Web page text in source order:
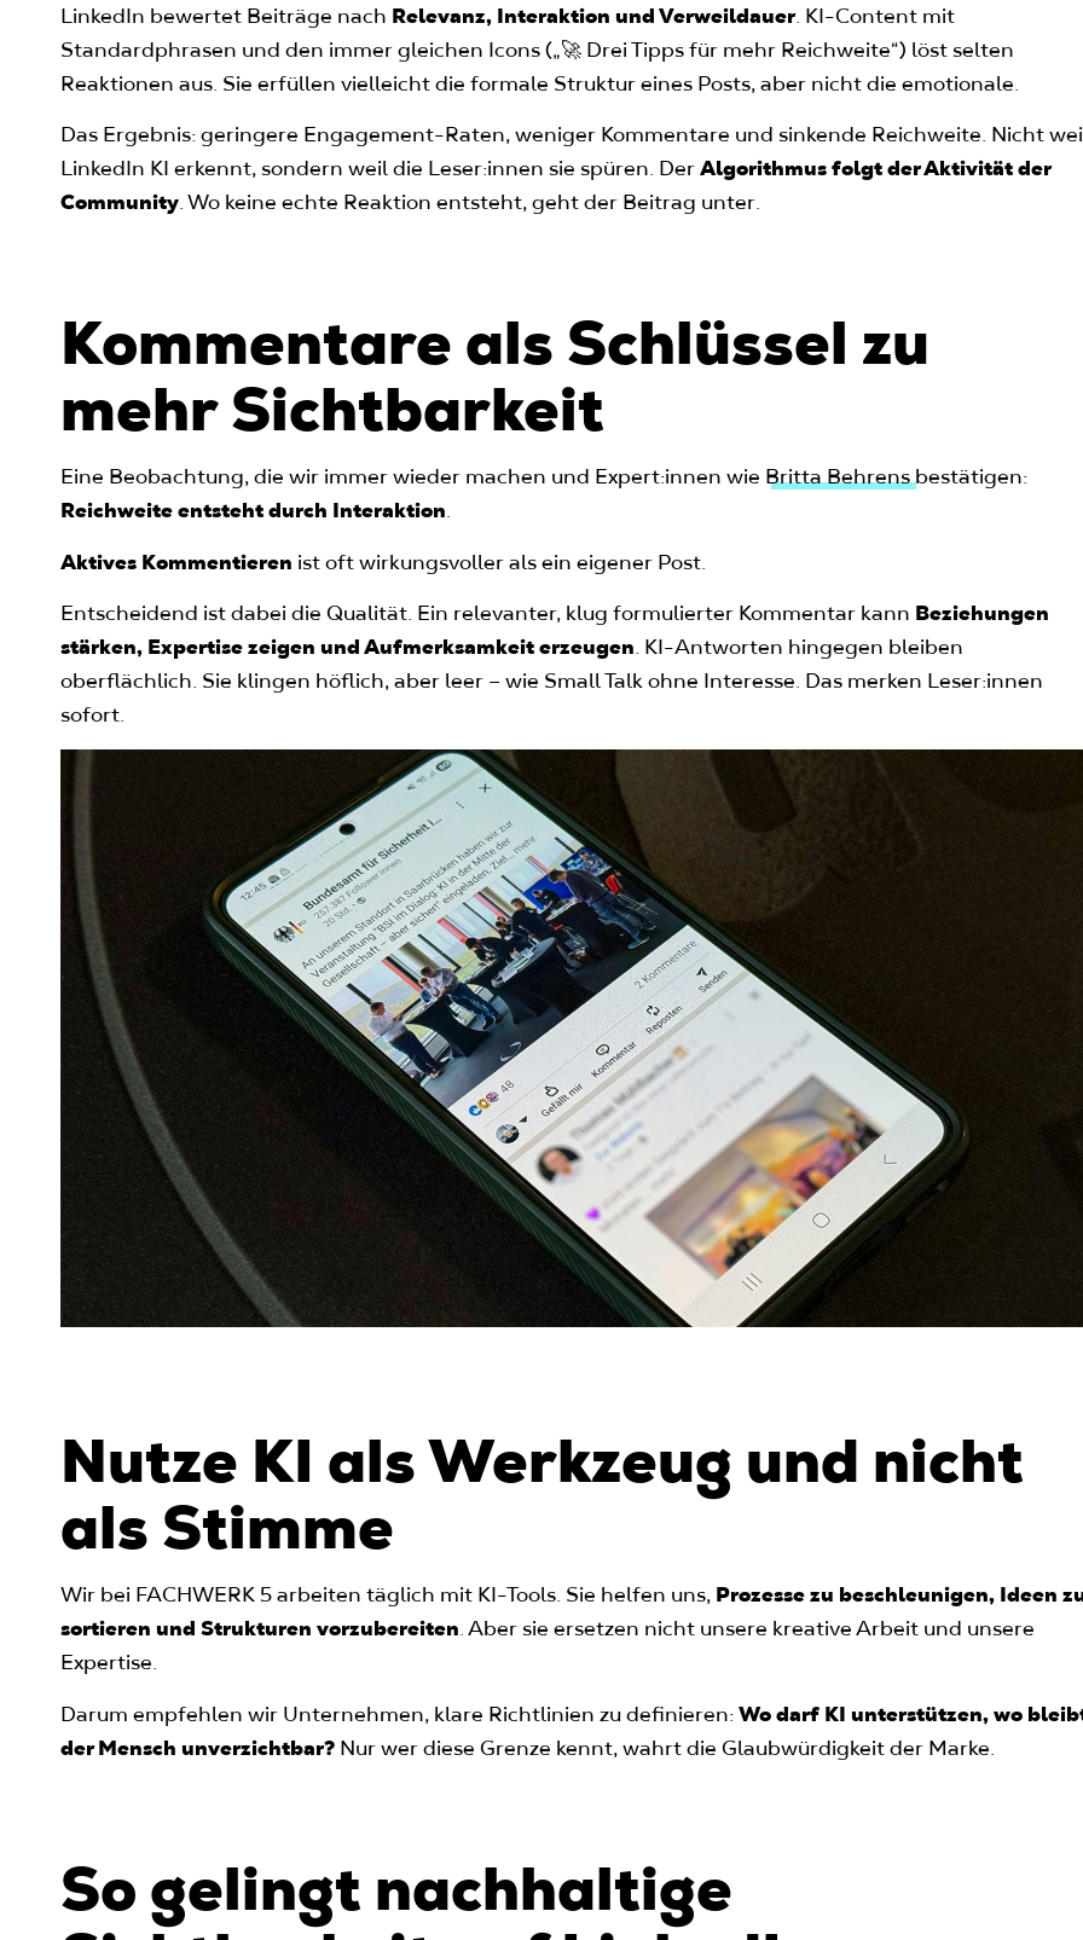
LinkedIn bewertet Beiträge nach Relevanz, Interaktion und Verweildauer. KI-Content mit
Standardphrasen und den immer gleichen Icons („🚀 Drei Tipps für mehr Reichweite“) löst selten
Reaktionen aus. Sie erfüllen vielleicht die formale Struktur eines Posts, aber nicht die emotionale.
Das Ergebnis: geringere Engagement-Raten, weniger Kommentare und sinkende Reichweite. Nicht
LinkedIn KI erkennt, sondern weil die Leser:innen sie spüren. DerAlgorithmus folgt der Aktivität der
Community. Wo keine echte Reaktion entsteht, geht der Beitrag unter.
Kommentare als Schlüssel zu
mehr Sichtbarkeit
Eine Beobachtung, die wir immer wieder machen und Expert:innen wie Britta Behrensbestätigen:
Reichweite entsteht durch Interaktion.
Aktives Kommentieren ist oft wirkungsvoller als ein eigener Post.
Entscheidend ist dabei die Qualität. Ein relevanter, klug formulierter Kommentar kann Beziehungen
stärken, Expertise zeigen und Aufmerksamkeit erzeugen. KI-Antworten hingegen bleiben
oberflächlich. Sie klingen höflich, aber leer – wie Small Talk ohne Interesse. Das merken Leser:innen
sofort.
Nutze KI als Werkzeug und nicht
als Stimme
Wir bei FACHWERK 5 arbeiten täglich mit KI-Tools. Sie helfen uns, Prozesse zu beschleunigen, Ideen
sortieren und Strukturen vorzubereiten. Aber sie ersetzen nicht unsere kreative Arbeit und unsere
Expertise.
Darum empfehlen wir Unternehmen, klare Richtlinien zu definieren:Wo darf KI unterstützen, wo
der Mensch unverzichtbar? Nur wer diese Grenze kennt, wahrt die Glaubwürdigkeit der Marke.
So gelingt nachhaltige